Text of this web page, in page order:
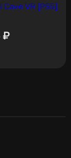
Cave VR [PS5]
₽